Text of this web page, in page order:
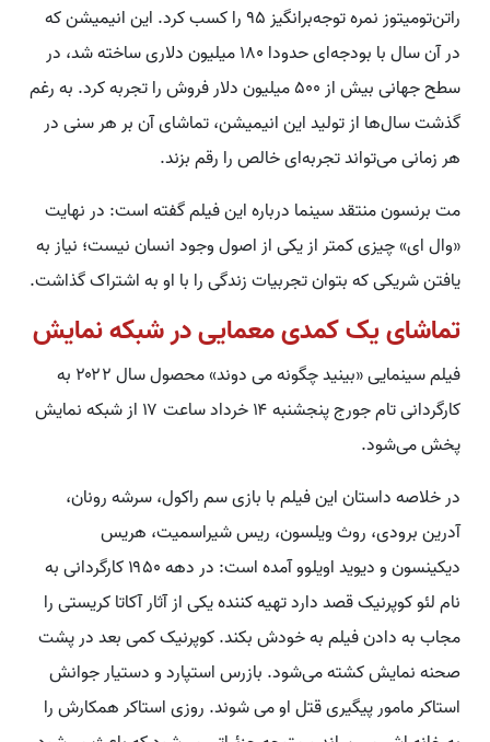
راتن‌تومیتوز نمره توجه‌برانگیز ۹۵ را کسب کرد. این انیمیشن که
در آن سال با بودجه‌ای حدودا ۱۸۰ میلیون دلاری ساخته شد، در
سطح جهانی بیش از ۵۰۰ میلیون دلار فروش را تجربه کرد. به رغم
گذشت سال‌ها از تولید این انیمیشن، تماشای آن بر هر سنی در
هر زمانی می‌تواند تجربه‌ای خالص را رقم بزند.
مت برنسون منتقد سینما درباره این فیلم گفته است: در نهایت
«وال ای» چیزی کمتر از یکی از اصول وجود انسان نیست؛ نیاز به
یافتن شریکی که بتوان تجربیات زندگی را با او به اشتراک گذاشت.
تماشای یک کمدی معمایی در شبکه نمایش
فیلم سینمایی «بینید چگونه می دوند» محصول سال ۲۰۲۲ به
کارگردانی تام جورج پنجشنبه ۱۴ خرداد ساعت ۱۷ از شبکه نمایش
پخش می‌شود.
در خلاصه داستان این فیلم با بازی سم راکول، سرشه رونان،
آدرین برودی، روث ویلسون، ریس شیراسمیت، هریس
دیکینسون و دیوید اویلوو آمده است: در دهه ۱۹۵۰ کارگردانی به
نام لئو کوپرنیک قصد دارد تهیه کننده یکی از آثار آکاتا کریستی را
مجاب به دادن فیلم به خودش بکند. کوپرنیک کمی بعد در پشت
صحنه نمایش کشته می‌شود. بازرس استپارد و دستیار جوانش
استاکر مامور پیگیری قتل او می شوند. روزی استاکر همکارش را